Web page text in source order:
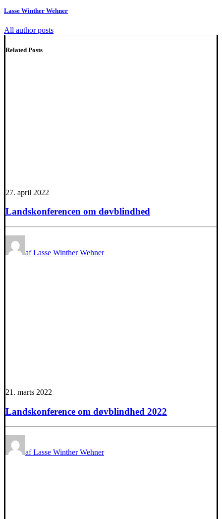
Lasse Winther Wehner
All author posts
Related Posts
27. april 2022
Landskonferencen om døvblindhed
af Lasse Winther Wehner
21. marts 2022
Landskonference om døvblindhed 2022
af Lasse Winther Wehner